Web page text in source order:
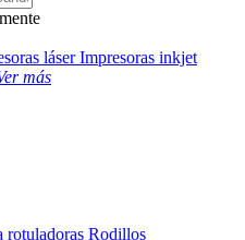
láserImpresoras inkjet
más
rotuladoras Rodillos